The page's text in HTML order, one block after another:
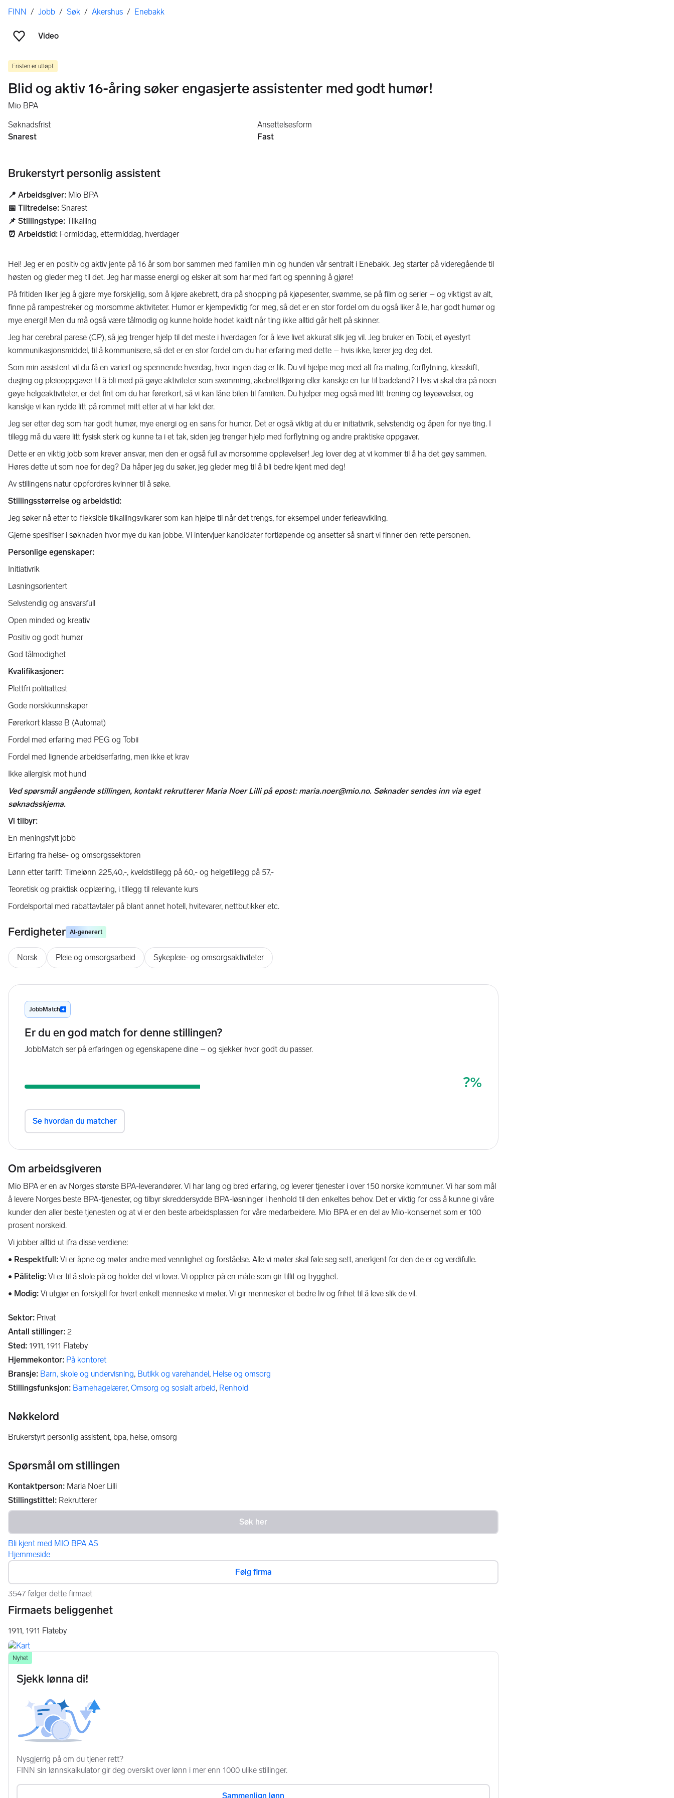
Her er du
FINN / Jobb / Søk / Akershus / Enebakk
Legg til som favoritt
Video
Fristen er utløpt
Blid og aktiv 16-åring søker engasjerte assistenter med godt humør!
Mio BPA
Søknadsfrist
Snarest
Ansettelsesform
Fast
Brukerstyrt personlig assistent
📍 Arbeidsgiver: Mio BPA
📅 Tiltredelse: Snarest
📌 Stillingstype: Tilkalling
⏰ Arbeidstid: Formiddag, ettermiddag, hverdager
Hei! Jeg er en positiv og aktiv jente på 16 år som bor sammen med familien min og hunden vår sentralt i Enebakk. Jeg starter på videregående til
høsten og gleder meg til det. Jeg har masse energi og elsker alt som har med fart og spenning å gjøre!
På fritiden liker jeg å gjøre mye forskjellig, som å kjøre akebrett, dra på shopping på kjøpesenter, svømme, se på film og serier – og viktigst av alt,
finne på rampestreker og morsomme aktiviteter. Humor er kjempeviktig for meg, så det er en stor fordel om du også liker å le, har godt humør og
mye energi! Men du må også være tålmodig og kunne holde hodet kaldt når ting ikke alltid går helt på skinner.
Jeg har cerebral parese (CP), så jeg trenger hjelp til det meste i hverdagen for å leve livet akkurat slik jeg vil. Jeg bruker en Tobii, et øyestyrt
kommunikasjonsmiddel, til å kommunisere, så det er en stor fordel om du har erfaring med dette – hvis ikke, lærer jeg deg det.
Som min assistent vil du få en variert og spennende hverdag, hvor ingen dag er lik. Du vil hjelpe meg med alt fra mating, forflytning, klesskift,
dusjing og pleieoppgaver til å bli med på gøye aktiviteter som svømming, akebrettkjøring eller kanskje en tur til badeland? Hvis vi skal dra på noen
gøye helgeaktiviteter, er det fint om du har førerkort, så vi kan låne bilen til familien. Du hjelper meg også med litt trening og tøyeøvelser, og
kanskje vi kan rydde litt på rommet mitt etter at vi har lekt der.
Jeg ser etter deg som har godt humør, mye energi og en sans for humor. Det er også viktig at du er initiativrik, selvstendig og åpen for nye ting. I
tillegg må du være litt fysisk sterk og kunne ta i et tak, siden jeg trenger hjelp med forflytning og andre praktiske oppgaver.
Dette er en viktig jobb som krever ansvar, men den er også full av morsomme opplevelser! Jeg lover deg at vi kommer til å ha det gøy sammen.
Høres dette ut som noe for deg? Da håper jeg du søker, jeg gleder meg til å bli bedre kjent med deg!
Av stillingens natur oppfordres kvinner til å søke.
Stillingsstørrelse og arbeidstid:
Jeg søker nå etter to fleksible tilkallingsvikarer som kan hjelpe til når det trengs, for eksempel under ferieavvikling.
Gjerne spesifiser i søknaden hvor mye du kan jobbe. Vi intervjuer kandidater fortløpende og ansetter så snart vi finner den rette personen.
Personlige egenskaper:
Initiativrik
Løsningsorientert
Selvstendig og ansvarsfull
Open minded og kreativ
Positiv og godt humør
God tålmodighet
Kvalifikasjoner:
Plettfri politiattest
Gode norskkunnskaper
Førerkort klasse B (Automat)
Fordel med erfaring med PEG og Tobii
Fordel med lignende arbeidserfaring, men ikke et krav
Ikke allergisk mot hund
Ved spørsmål angående stillingen, kontakt rekrutterer Maria Noer Lilli på epost: maria.noer@mio.no. Søknader sendes inn via eget
søknadsskjema.
Vi tilbyr:
En meningsfylt jobb
Erfaring fra helse- og omsorgssektoren
Lønn etter tariff: Timelønn 225,40,-, kveldstillegg på 60,- og helgetillegg på 57,-
Teoretisk og praktisk opplæring, i tillegg til relevante kurs
Fordelsportal med rabattavtaler på blant annet hotell, hvitevarer, nettbutikker etc.
Ferdigheter AI-generert
Norsk Pleie og omsorgsarbeid Sykepleie- og omsorgsaktiviteter
Om arbeidsgiveren
Mio BPA er en av Norges største BPA-leverandører. Vi har lang og bred erfaring, og leverer tjenester i over 150 norske kommuner. Vi har som mål
å levere Norges beste BPA-tjenester, og tilbyr skreddersydde BPA-løsninger i henhold til den enkeltes behov. Det er viktig for oss å kunne gi våre
kunder den aller beste tjenesten og at vi er den beste arbeidsplassen for våre medarbeidere. Mio BPA er en del av Mio-konsernet som er 100
prosent norskeid.
Vi jobber alltid ut ifra disse verdiene:
• Respektfull: Vi er åpne og møter andre med vennlighet og forståelse. Alle vi møter skal føle seg sett, anerkjent for den de er og verdifulle.
• Pålitelig: Vi er til å stole på og holder det vi lover. Vi opptrer på en måte som gir tillit og trygghet.
• Modig: Vi utgjør en forskjell for hvert enkelt menneske vi møter. Vi gir mennesker et bedre liv og frihet til å leve slik de vil.
Sektor: Privat
Antall stillinger: 2
Sted: 1911, 1911 Flateby
Hjemmekontor: På kontoret
Bransje: Barn, skole og undervisning, Butikk og varehandel, Helse og omsorg
Stillingsfunksjon: Barnehagelærer, Omsorg og sosialt arbeid, Renhold
Nøkkelord
brukerstyrt personlig assistent, bpa, helse, omsorg
Spørsmål om stillingen
Kontaktperson: Maria Noer Lilli
Stillingstittel: Rekrutterer
Bli kjent med MIO BPA AS
Hjemmeside
Følg firma
3547 følger dette firmaet
Firmaets beliggenhet
1911, 1911 Flateby